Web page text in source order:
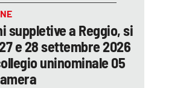
suppletive a Reggio, si
e 28 settembre 2026
uninominale 05